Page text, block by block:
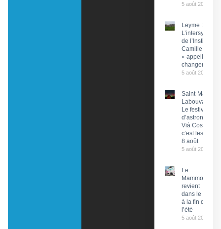
5 août 2026
Leyme :
de l’Institut
Camille Miret
« appelle à du
changement »
5 août 2026
Saint-Martin-
Labouval :
Le festival
d’astronomie
Vià Cosmos,
c’est les 7 et
8 août
5 août 2026
Le
Mammobile
revient
dans le Lot
à la fin de
l’été
5 août 2026